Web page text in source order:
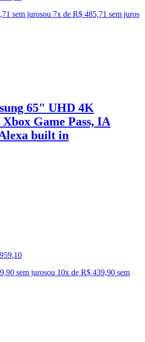
sem jurosou 7x de R$ 485,71 sem juros
65" UHD 4K
Game Pass, IA
built in
,10
sem jurosou 10x de R$ 439,90 sem